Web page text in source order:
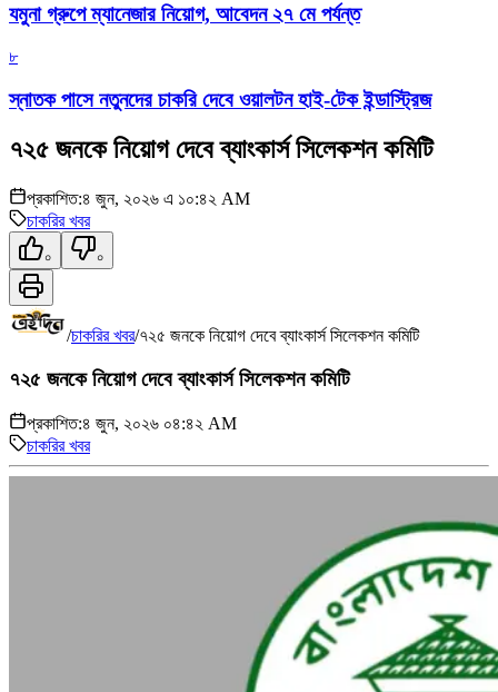
যমুনা গ্রুপে ম্যানেজার নিয়োগ, আবেদন ২৭ মে পর্যন্ত
৮
স্নাতক পাসে নতুনদের চাকরি দেবে ওয়ালটন হাই-টেক ইন্ডাস্ট্রিজ
৭২৫ জনকে নিয়োগ দেবে ব্যাংকার্স সিলেকশন কমিটি
প্রকাশিত:৪ জুন, ২০২৬ এ ১০:৪২ AM
চাকরির খবর
০ ০
/চাকরির খবর/৭২৫ জনকে নিয়োগ দেবে ব্যাংকার্স সিলেকশন কমিটি
৭২৫ জনকে নিয়োগ দেবে ব্যাংকার্স সিলেকশন কমিটি
প্রকাশিত:৪ জুন, ২০২৬ ০৪:৪২ AM
চাকরির খবর